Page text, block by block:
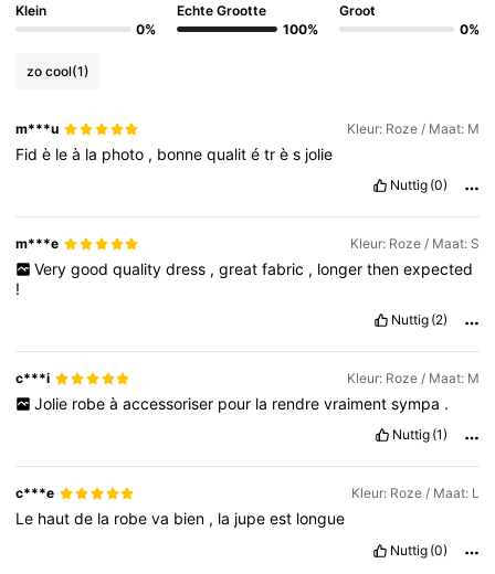
Klein
0%
Echte Grootte
100%
Groot
0%
zo cool(1)
m***u Kleur: Roze / Maat: M
Fidè leà la photo , bonnequalitétrès jolie
Nuttig (0)
m***e Kleur: Roze / Maat: S
Very good quality dress , great fabric , longer then expected
!
Nuttig (2)
c***i Kleur: Roze / Maat: M
Jolie robe à accessoriser pour la rendre vraiment sympa .
Nuttig (1)
c***e Kleur: Roze / Maat: L
Le hautde la robeva bien , la jupeest longue
Nuttig (0)